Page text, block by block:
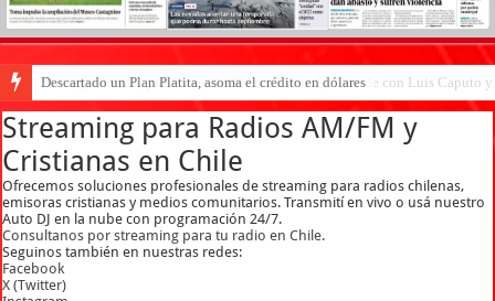
Descartado un Plan Platita, asoma el crédito en dólares
Santiago Bausili, presidente del Banco Central, coincide con Luis Caputo
Streaming para Radios AM/FM y
Cristianas en Chile
Ofrecemos soluciones profesionales de streaming para radios chilenas,
emisoras cristianas y medios comunitarios. Transmití en vivo o usá nuestro
Auto DJ en la nube con programación 24/7.
Consultanos por streaming para tu radio en Chile.
Seguinos también en nuestras redes:
Facebook
X (Twitter)